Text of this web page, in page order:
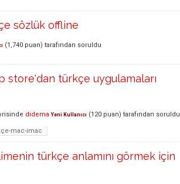
sözlük offline
(1,740 puan) tarafından soruldu
store'dan türkçe uygulamaları
didema Yeni Kullanıcı (120 puan) tarafından soruldu
mac-imac
türkçe anlamını görmek için